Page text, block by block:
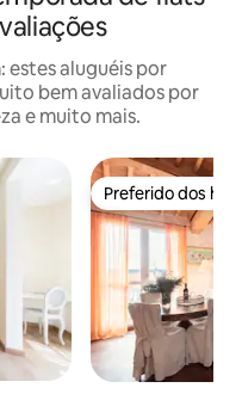
estes aluguéis por
bem avaliados por
e muito mais.
Preferido dos
Preferido dos